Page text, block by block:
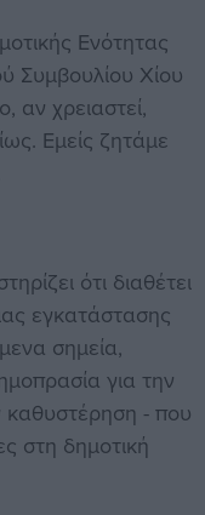
Ενότητας
Συμβουλίου Χίου
αν χρειαστεί,
Εμείς ζητάμε
ότι διαθέτει
εγκατάστασης
σημεία,
για την
- που
στη δημοτική